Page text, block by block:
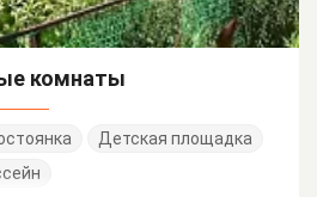
комнаты
Детская площадка